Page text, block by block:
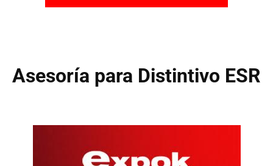
Asesoría para Distintivo ESR